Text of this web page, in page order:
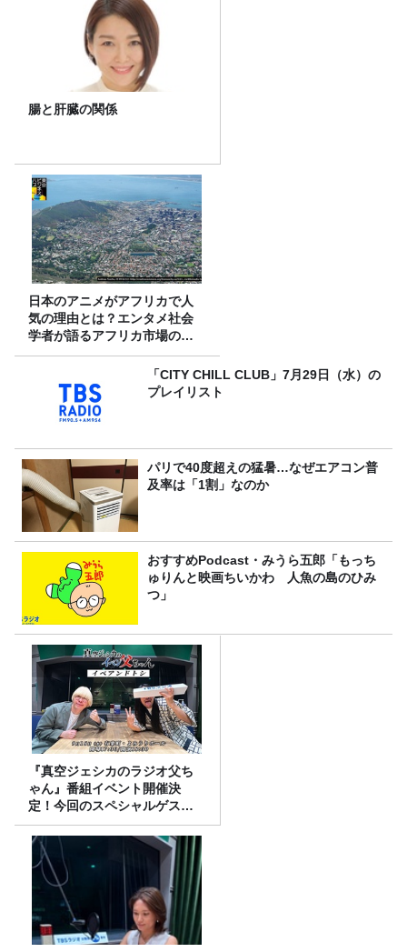
腸と肝臓の関係
日本のアニメがアフリカで人
気の理由とは？エンタメ社会
学者が語るアフリカ市場のリ
アル
「CITY CHILL CLUB」7月29日（水）の
プレイリスト
パリで40度超えの猛暑…なぜエアコン普
及率は「1割」なのか
おすすめPodcast・みうら五郎「もっち
ゅりんと映画ちいかわ 人魚の島のひみ
つ」
『真空ジェシカのラジオ父ち
ゃん』番組イベント開催決
定！今回のスペシャルゲスト
は、タカアンドトシ！